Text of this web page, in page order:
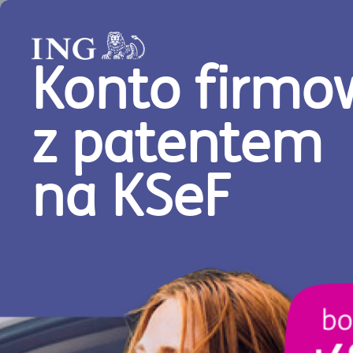
Menu główne serwisu
ESG
Szukasz ekologicznych rozwiązań dla swojej
raportowanie w zgodzie z ESG? W takim
Wszystkie (933)